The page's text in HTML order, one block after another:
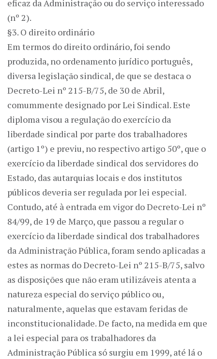
eficaz da Administração ou do serviço interessado
(nº 2).
§3. O direito ordinário
Em termos do direito ordinário, foi sendo
produzida, no ordenamento jurídico português,
diversa legislação sindical, de que se destaca o
Decreto-Lei nº 215-B/75, de 30 de Abril,
comummente designado por Lei Sindical. Este
diploma visou a regulação do exercício da
liberdade sindical por parte dos trabalhadores
(artigo 1º) e previu, no respectivo artigo 50º, que o
exercício da liberdade sindical dos servidores do
Estado, das autarquias locais e dos institutos
públicos deveria ser regulada por lei especial.
Contudo, até à entrada em vigor do Decreto-Lei nº
84/99, de 19 de Março, que passou a regular o
exercício da liberdade sindical dos trabalhadores
da Administração Pública, foram sendo aplicadas a
estes as normas do Decreto-Lei nº 215-B/75, salvo
as disposições que não eram utilizáveis atenta a
natureza especial do serviço público ou,
naturalmente, aquelas que estavam feridas de
inconstitucionalidade. De facto, na medida em que
a lei especial para os trabalhadores da
Administração Pública só surgiu em 1999, até lá o